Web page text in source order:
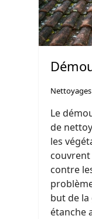
Nettoyages
Le
de
les
contre
but de
étanche